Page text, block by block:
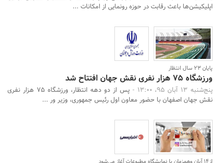
اپلیکیشن‌ها باعث رقابت در حوزه رونمایی از امکانات ...
پایان 23 سال انتظار
ورزشگاه 75 هزار نفری نقش جهان افتتاح شد
پنج‌شنبه 13 آبان 95، 13:00 -
پس از دو دهه انتظار، ورزشگاه 75 هزار نفری
نقش جهان اصفهان با حضور معاون اول رئیس جمهوری، وزیر ور ...